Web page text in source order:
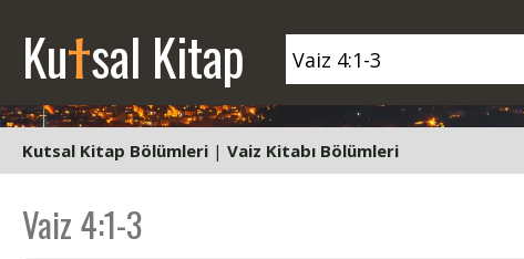
Kutsal Kitap
Kutsal Kitap Bölümleri | Vaiz Kitabı Bölümleri
Vaiz 4:1-3